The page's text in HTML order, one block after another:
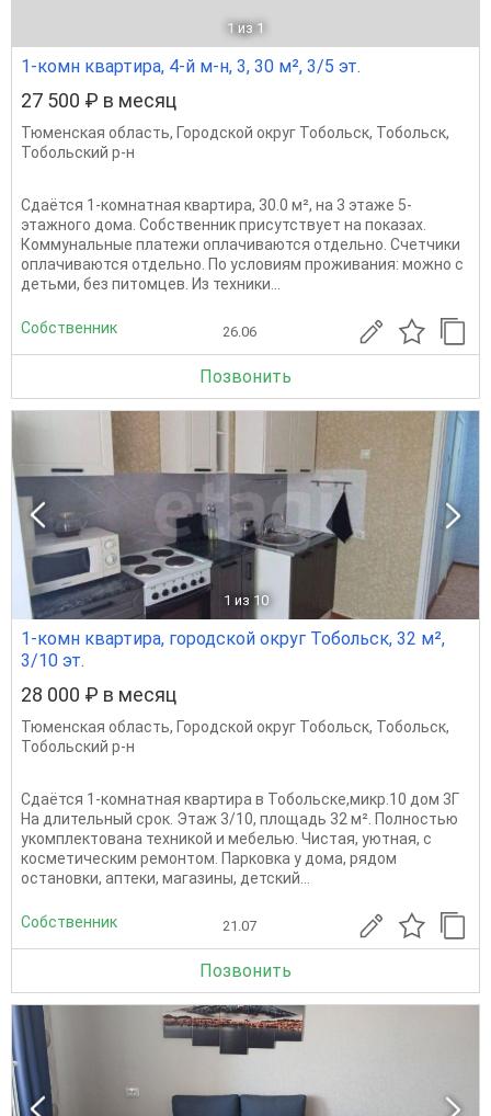
1 из 1
1-комн квартира, 4-й м-н, 3, 30 м², 3/5 эт.
27 500 ₽ в месяц
Тюменская область, Городской округ Тобольск, Тобольск,
Тобольский р-н
Сдаётся 1-комнатная квартира, 30.0 м², на 3 этаже 5-
этажного дома. Собственник присутствует на показах.
Коммунальные платежи оплачиваются отдельно. Счетчики
оплачиваются отдельно. По условиям проживания: можно с
детьми, без питомцев. Из техники...
Собственник 26.06
Позвонить
1 из 10
1-комн квартира, городской округ Тобольск, 32 м²,
3/10 эт.
28 000 ₽ в месяц
Тюменская область, Городской округ Тобольск, Тобольск,
Тобольский р-н
Сдаётся 1-комнатная квартира в Тобольске,микр.10 дом 3Г
На длительный срок. Этаж 3/10, площадь 32 м². Полностью
укомплектована техникой и мебелью. Чистая, уютная, с
косметическим ремонтом. Парковка у дома, рядом
остановки, аптеки, магазины, детский...
Собственник 21.07
Позвонить